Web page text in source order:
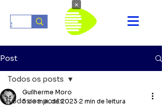
Post
Todos os posts
Todos os posts
Guilherme Moro
5 de mai. de 2023 2 min de leitura
×